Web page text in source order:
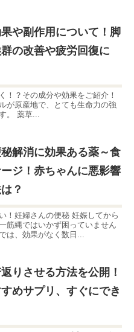
や副作用について！脚
の改善や疲労回復に
！？その成分や効果をご紹介！
が原産地で、とても生命力の強
。 薬草...
解消に効果ある薬～食
ジ！赤ちゃんに悪影響
？
！妊婦さんの便秘 妊娠してから
筋縄ではいかず困っていません
は、効果がなく数日...
りさせる方法を公開！
めサプリ、すぐにでき